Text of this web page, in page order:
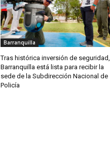
Barranquilla
Tras histórica inversión de seguridad,
Barranquilla está lista para recibir la
sede de la Subdirección Nacional de
Policía